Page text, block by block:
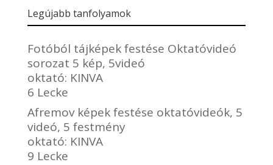
Legújabb tanfolyamok
Fotóból tájképek festése Oktatóvideó
sorozat 5 kép, 5videó
oktató: KINVA
6 Lecke
Afremov képek festése oktatóvideók, 5
videó, 5 festmény
oktató: KINVA
9 Lecke